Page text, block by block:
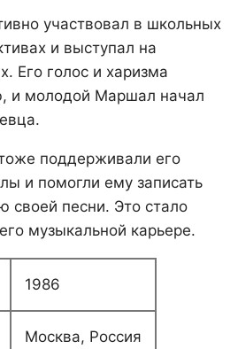
участвовал в школьных
и выступал на
Его голос и харизма
и молодой Маршал начал
поддерживали его
и помогли ему записать
своей песни. Это стало
музыкальной карьере.
1986
Москва, Россия